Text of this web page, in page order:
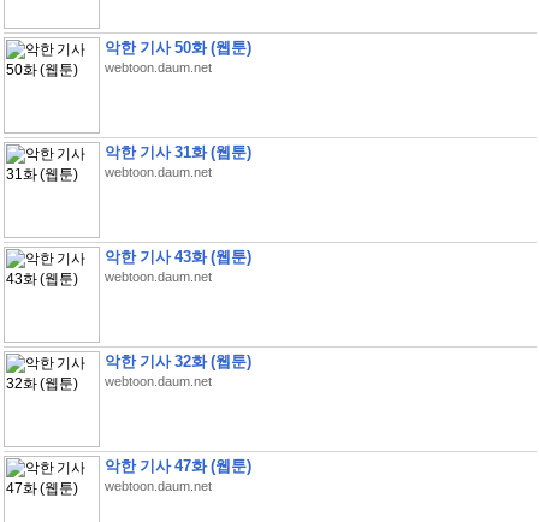
악한 기사 50화 (웹툰)
webtoon.daum.net
악한 기사 31화 (웹툰)
webtoon.daum.net
악한 기사 43화 (웹툰)
webtoon.daum.net
악한 기사 32화 (웹툰)
webtoon.daum.net
악한 기사 47화 (웹툰)
webtoon.daum.net